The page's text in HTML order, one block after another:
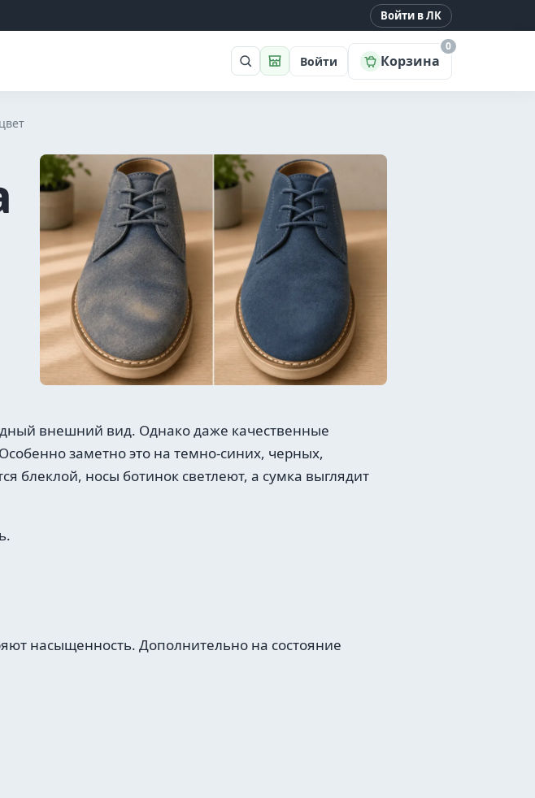
Войти в ЛК
ПоискМагазин
Войти Корзина
0
внешний вид. Однако даже качественные
заметно это на темно-синих, черных,
блеклой, носы ботинок светлеют, а сумка выглядит
насыщенность. Дополнительно на состояние